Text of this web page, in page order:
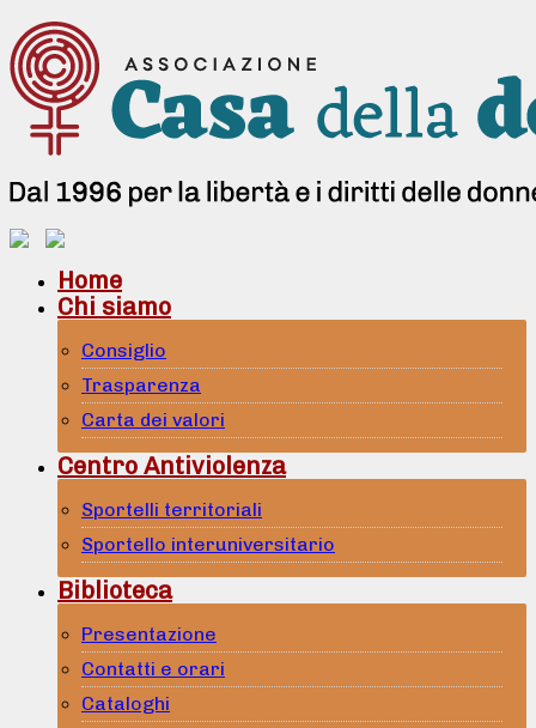
Home
Chi siamo
Consiglio
Trasparenza
Carta dei valori
Centro Antiviolenza
Sportelli territoriali
Sportello interuniversitario
Biblioteca
Presentazione
Contatti e orari
Cataloghi